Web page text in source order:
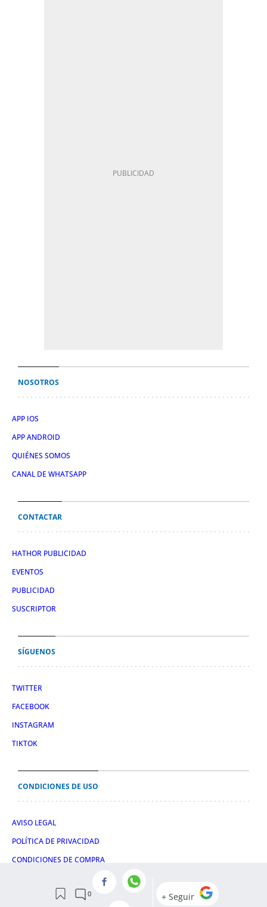
NOSOTROS
APP IOS
APP ANDROID
QUIÉNES SOMOS
CANAL DE WHATSAPP
CONTACTAR
HATHOR PUBLICIDAD
EVENTOS
PUBLICIDAD
SUSCRIPTOR
SÍGUENOS
TWITTER
FACEBOOK
INSTAGRAM
TIKTOK
CONDICIONES DE USO
AVISO LEGAL
POLÍTICA DE PRIVACIDAD
CONDICIONES DE COMPRA